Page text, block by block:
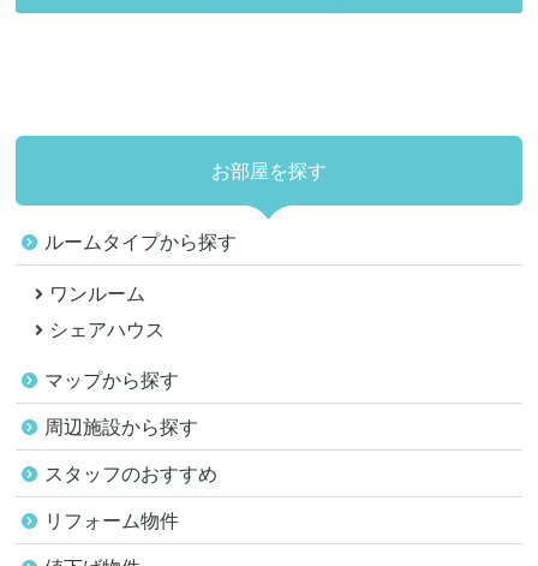
お部屋を探す
ルームタイプから探す
ワンルーム
シェアハウス
マップから探す
周辺施設から探す
スタッフのおすすめ
リフォーム物件